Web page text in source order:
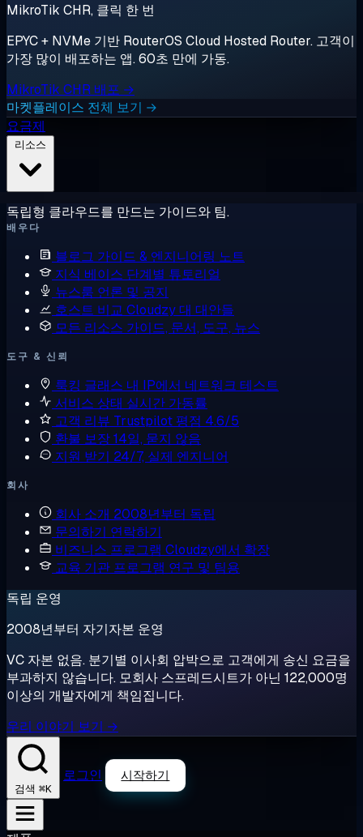
MikroTik CHR, 클릭 한 번
EPYC + NVMe 기반 RouterOS Cloud Hosted Router. 고객이
가장 많이 배포하는 앱. 60초 만에 가동.
MikroTik CHR 배포 →
마켓플레이스 전체 보기 →
요금제
독립형 클라우드를 만드는 가이드와 팀.
배우다
블로그 가이드 & 엔지니어링 노트
지식 베이스 단계별 튜토리얼
뉴스룸 언론 및 공지
호스트 비교 Cloudzy 대 대안들
모든 리소스 가이드, 문서, 도구, 뉴스
도구 & 신뢰
룩킹 글래스 내 IP에서 네트워크 테스트
서비스 상태 실시간 가동률
고객 리뷰 Trustpilot 평점 4.6/5
환불 보장14일, 묻지 않음
지원 받기 24/7, 실제 엔지니어
회사
회사 소개 2008년부터 독립
문의하기 연락하기
비즈니스 프로그램 Cloudzy에서 확장
교육 기관 프로그램 연구 및 팀용
독립 운영
2008년부터 자기자본 운영
VC 자본 없음. 분기별 이사회 압박으로 고객에게 송신 요금을
부과하지 않습니다. 모회사 스프레드시트가 아닌 122,000명
이상의 개발자에게 책임집니다.
우리 이야기 보기 →
검색 ⌘K
로그인 시작하기